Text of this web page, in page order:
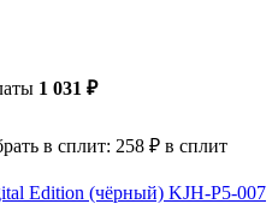
1 031 ₽
в сплит: 258 ₽ в сплит
Edition (чёрный) KJH-P5-007